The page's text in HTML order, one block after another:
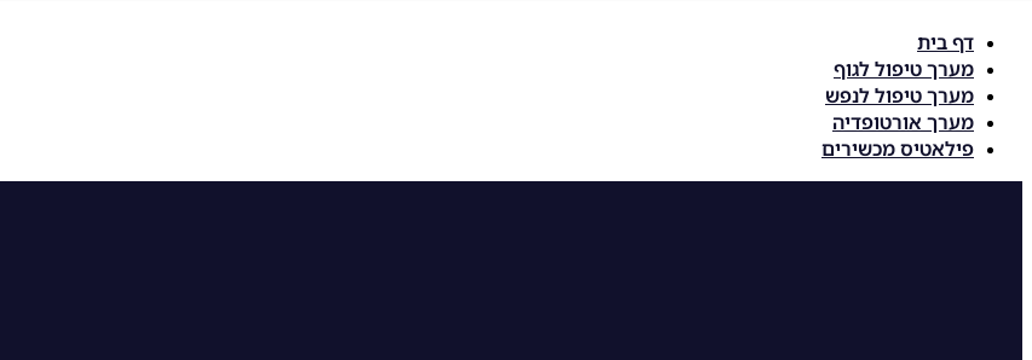
לתוכן
דף בית
מערך טיפול לגוף
מערך טיפול לנפש
מערך אורטופדיה
פילאטיס מכשירים